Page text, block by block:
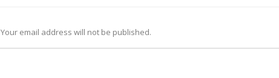
Your email address will not be published.